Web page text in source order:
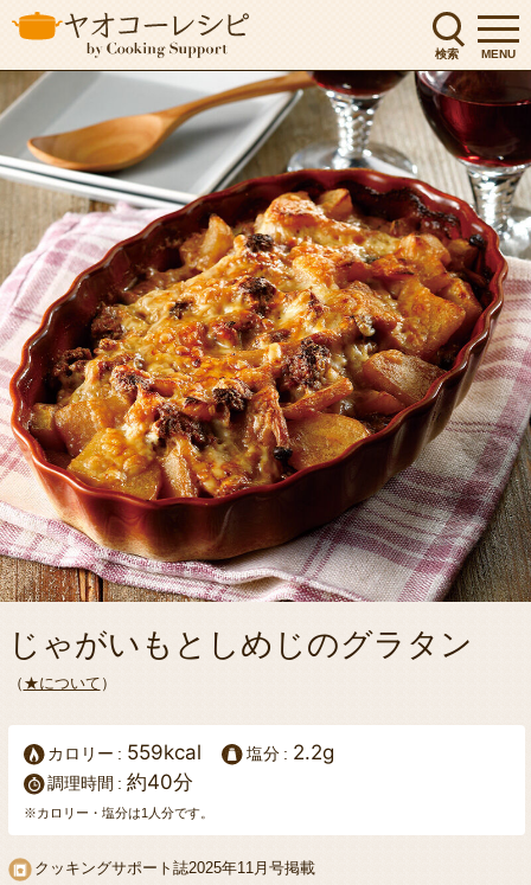
検索 MENU
じゃがいもとしめじのグラタン
（ ★について ）
カロリー 559kcal 塩分 2.2g
調理時間 約40分
※カロリー・塩分は1人分です。
クッキングサポート誌2025年11月号掲載